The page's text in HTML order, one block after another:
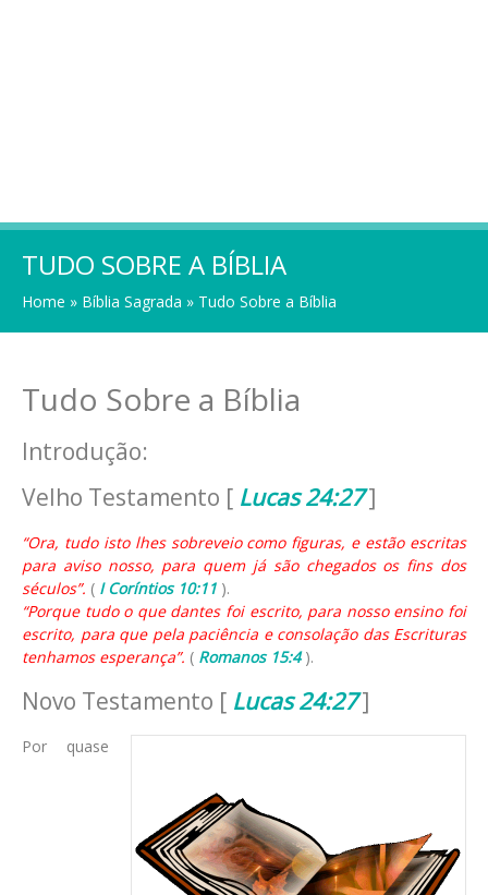
TUDO SOBRE A BÍBLIA
Home » Bíblia Sagrada » Tudo Sobre a Bíblia
Tudo Sobre a Bíblia
Introdução:
Velho Testamento [ Lucas 24:27]
“Ora, tudo isto lhes sobreveio como figuras, e estão escritas
para aviso nosso, para quem já são chegados os fins dos
séculos”. ( I Coríntios 10:11 ).
“Porque tudo o que dantes foi escrito, para nosso ensino foi
escrito, para que pela paciência e consolação das Escrituras
tenhamos esperança”. ( Romanos 15:4).
Novo Testamento [ Lucas 24:27]
Por quase